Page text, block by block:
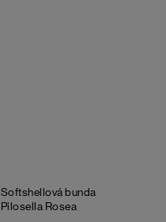
Softshellová bunda
Pilosella Rosea